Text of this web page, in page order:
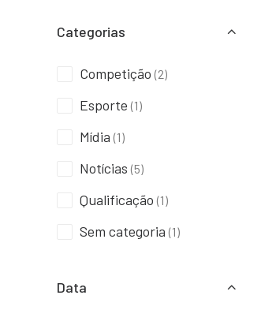
Categorias
Competição (2)
Esporte (1)
Mídia (1)
Notícias (5)
Qualificação (1)
Sem categoria (1)
Data